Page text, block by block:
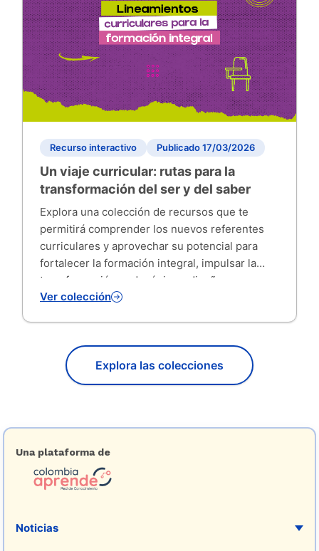
Recurso interactivo Publicado 17/03/2026
Un viaje curricular: rutas para la
transformación del ser y del saber
Explora una colección de recursos que te
permitirá comprender los nuevos referentes
curriculares y aprovechar su potencial para
fortalecer la formación integral, impulsar la
transformación pedagógica y diseñar
experiencias de aprendizaje contextualizadas.
contexto y a las necesidades de tus
estudiantes, prom...
Ver colección
Explora las colecciones
Una plataforma de
Noticias